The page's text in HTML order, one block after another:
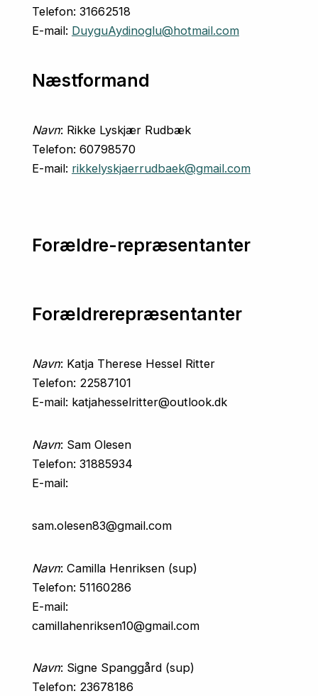
Telefon: 31662518
E-mail: DuyguAydinoglu@hotmail.com
Næstformand
Navn: Rikke Lyskjær Rudbæk
Telefon: 60798570
E-mail: rikkelyskjaerrudbaek@gmail.com
Forældre-repræsentanter
Forældrerepræsentanter
Navn: Katja Therese Hessel Ritter
Telefon: 22587101
E-mail: katjahesselritter@outlook.dk
Navn: Sam Olesen
Telefon: 31885934
E-mail:
sam.olesen83@gmail.com
Navn: Camilla Henriksen (sup)
Telefon: 51160286
E-mail:
camillahenriksen10@gmail.com
Navn: Signe Spanggård (sup)
Telefon: 23678186